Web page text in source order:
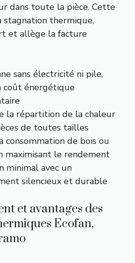
dans toute la pièce. Cette
thermique,
et allège la facture
sans électricité ni pile,
coût énergétique
la répartition de la chaleur
de toutes tailles
consommation de bois ou
maximisant le rendement
minimal avec un
silencieux et durable
et avantages des
Ecofan,